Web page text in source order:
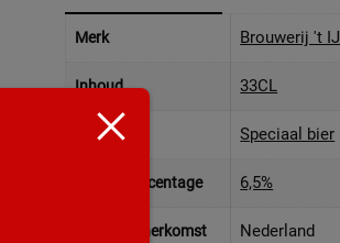
Merk Brouwerij 't IJ
Inhoud 33CL
Soort Speciaal bier
Alcoholpercentage 6,5%
Land van herkomst Nederland